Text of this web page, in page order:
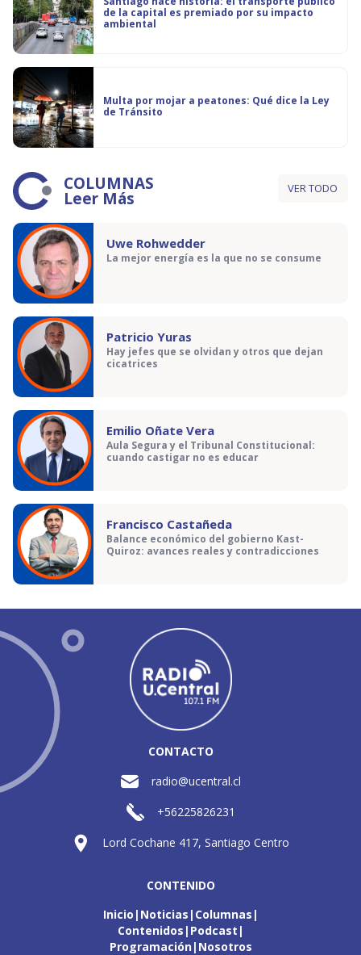
de la capital es premiado por su impacto
ambiental
Multa por mojar a peatones: Qué dice la Ley
de Tránsito
COLUMNAS
Leer Más VER TODO
Uwe Rohwedder
La mejor energía es la que no se consume
Patricio Yuras
Hay jefes que se olvidan y otros que dejan
cicatrices
Emilio Oñate Vera
Aula Segura y el Tribunal Constitucional:
cuando castigar no es educar
Francisco Castañeda
Balance económico del gobierno Kast-
Quiroz: avances reales y contradicciones
CONTACTO
radio@ucentral.cl
+56225826231
Lord Cochane 417, Santiago Centro
CONTENIDO
Inicio Noticias Columnas
Contenidos Podcast
Programación Nosotros